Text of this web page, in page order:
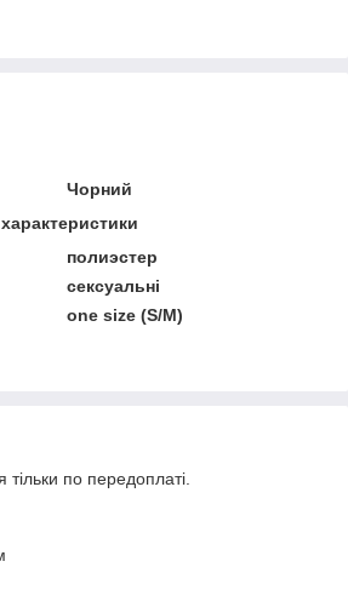
Чорний
полиэстер
сексуальні
one size (S/M)
тільки по передоплаті.